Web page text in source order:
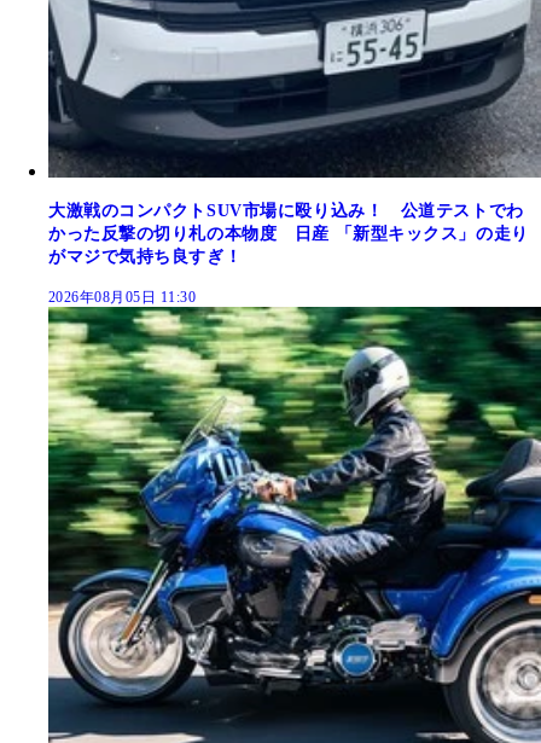
大激戦のコンパクトSUV市場に殴り込み！ 公道テストでわ
かった反撃の切り札の本物度 日産 「新型キックス」の走り
がマジで気持ち良すぎ！
2026年08月05日 11:30